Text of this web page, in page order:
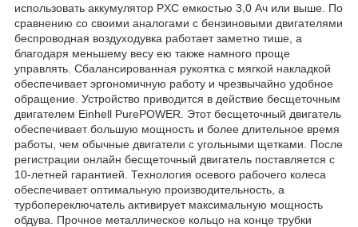
использовать аккумулятор PXC емкостью 3,0 Ач или выше. По
сравнению со своими аналогами с бензиновыми двигателями
беспроводная воздуходувка работает заметно тише, а
благодаря меньшему весу ею также намного проще
управлять. Сбалансированная рукоятка с мягкой накладкой
обеспечивает эргономичную работу и чрезвычайно удобное
обращение. Устройство приводится в действие бесщеточным
двигателем Einhell PurePOWER. Этот бесщеточный двигатель
обеспечивает большую мощность и более длительное время
работы, чем обычные двигатели с угольными щетками. После
регистрации онлайн бесщеточный двигатель поставляется с
10-летней гарантией. Технология осевого рабочего колеса
обеспечивает оптимальную производительность, а
турбопереключатель активирует максимальную мощность
обдува. Прочное металлическое кольцо на конце трубки